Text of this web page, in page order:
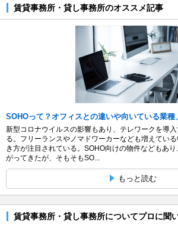
賃貸事務所・貸し事務所のオススメ記事
SOHOって？オフィスとの違いや向いている業種
新型コロナウイルスの影響もあり、テレワークを導
る。フリーランスやノマドワーカーなども増えてい
き方が注目されている。SOHO向けの物件などもあ
がってきたが、そもそもSO...
もっと読む
賃貸事務所・貸し事務所についてプロに聞